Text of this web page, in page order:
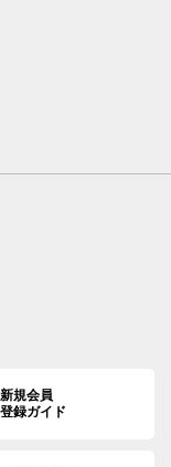
新規会員
登録ガイド